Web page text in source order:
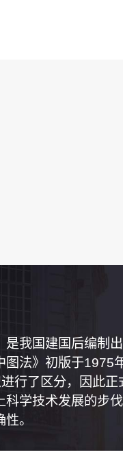
我国建国后编制
法》初版于
行了区分，因此
学技术发展的步
。